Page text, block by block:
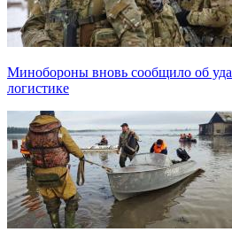
Минобороны вновь сообщило об
логистике